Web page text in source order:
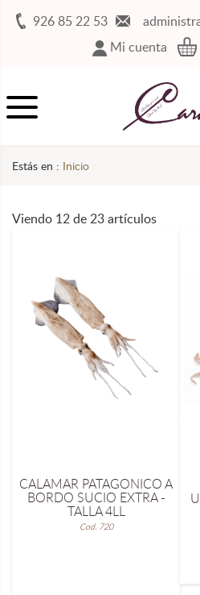
926 85 22 53
Mi cuenta
Estás en : Inicio
Viendo 12 de 23 artículos
CALAMAR PATAGONICO A
BORDO SUCIO EXTRA -
TALLA 4LL
Cod. 720